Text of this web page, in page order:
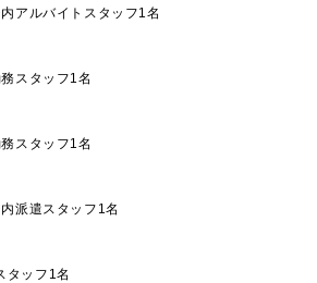
アルバイトスタッフ1名
スタッフ1名
スタッフ1名
派遣スタッフ1名
タッフ1名